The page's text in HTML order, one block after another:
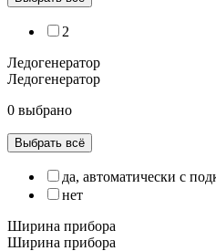
2
Ледогенератор
Ледогенератор
0 выбрано
Выбрать всё
да, автоматически с
нет
Ширина прибора
Ширина прибора